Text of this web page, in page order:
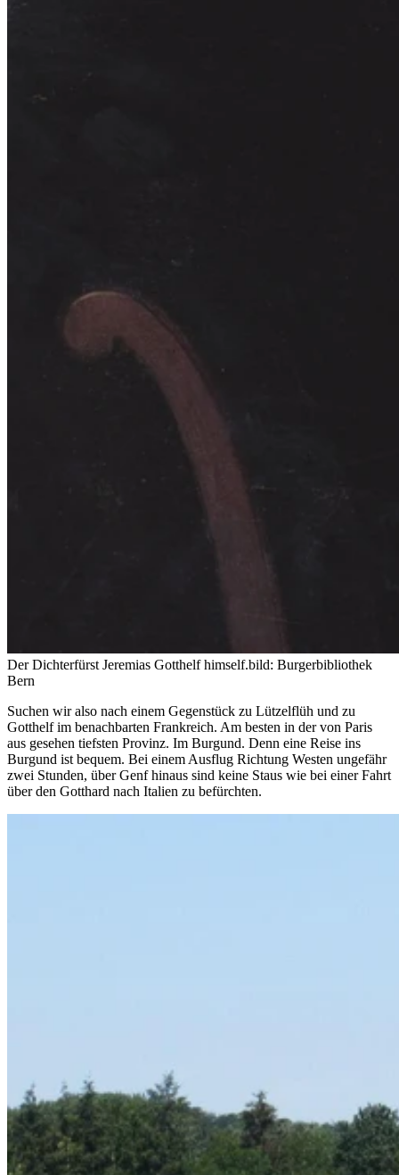
Der Dichterfürst Jeremias Gotthelf himself.bild: Burgerbibliothek
Bern
Suchen wir also nach einem Gegenstück zu Lützelflüh und zu
Gotthelf im benachbarten Frankreich. Am besten in der von Paris
aus gesehen tiefsten Provinz. Im Burgund. Denn eine Reise ins
Burgund ist bequem. Bei einem Ausflug Richtung Westen ungefähr
zwei Stunden, über Genf hinaus sind keine Staus wie bei einer Fahrt
über den Gotthard nach Italien zu befürchten.